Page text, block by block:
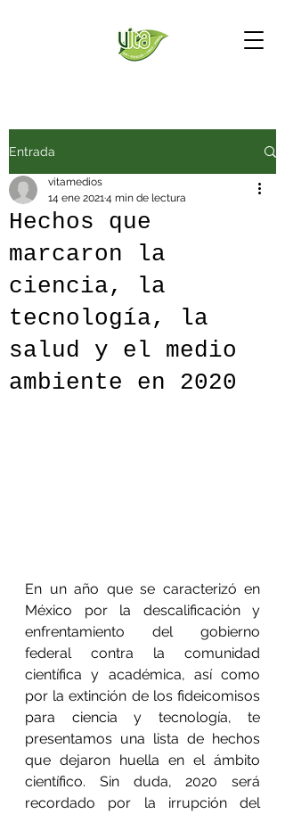
Entrada
Hechos que
marcaron la
ciencia, la
tecnología, la
salud y el medio
ambiente en 2020
vitamedios
14 ene 20214 min de lectura
En un año que se caracterizó en
México por la descalificación y
enfrentamiento del gobierno
federal contra la comunidad
científica y académica, así como
por la extinción de los fideicomisos
para ciencia y tecnología, te
presentamos una lista de hechos
que dejaron huella en el ámbito
científico. Sin duda, 2020 será
recordado por la irrupción del